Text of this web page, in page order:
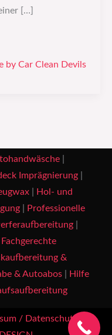
[…]
by Car Clean Devils
|
Imprägnierung|
|
Hol- und
|
Professionelle
|
Fachgerechte
&
& Autoabos|
Hilfe
/ Datenschutz
|